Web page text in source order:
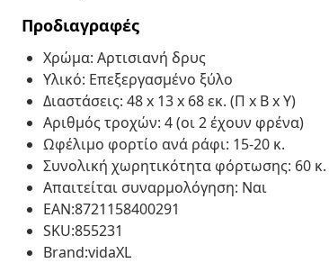
Προδιαγραφές
Χρώμα: Αρτισιανή δρυς
Υλικό: Επεξεργασμένο ξύλο
Διαστάσεις: 48 x 13 x 68 εκ. (Π x Β x Υ)
Αριθμός τροχών: 4 (οι 2 έχουν φρένα)
Ωφέλιμο φορτίο ανά ράφι: 15-20 κ.
Συνολική χωρητικότητα φόρτωσης: 60 κ.
Απαιτείται συναρμολόγηση: Ναι
EAN:8721158400291
SKU:855231
Brand:vidaXL